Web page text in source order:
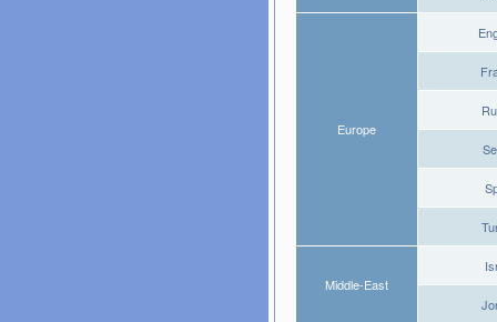
Europe
Middle-East